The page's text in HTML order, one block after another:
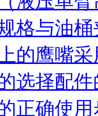
格与油
的鹰嘴
选择配
正确使